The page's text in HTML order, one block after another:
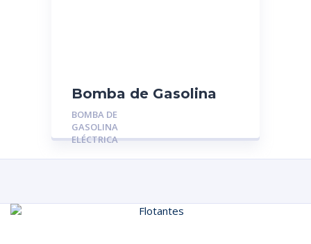
Bomba de Gasolina
Eléctrica 4X4U-9350-
AA: Fiesta – Ecosport –
Ka(PICO VERDE)
BOMBA DE
GASOLINA
ELÉCTRICA